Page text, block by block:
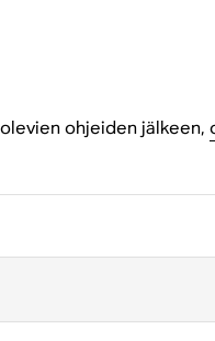
ohjeiden jälkeen,